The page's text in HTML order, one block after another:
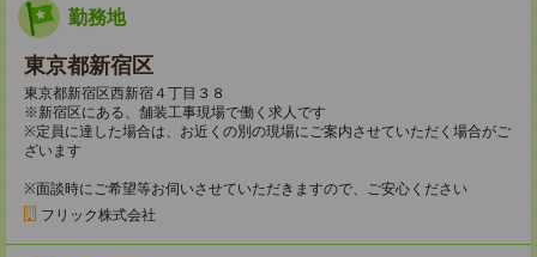
勤務地
東京都新宿区
東京都新宿区西新宿４丁目３８
※新宿区にある、舗装工事現場で働く求人です
※定員に達した場合は、お近くの別の現場にご案内させていただく場合がご
ざいます
※面談時にご希望等お伺いさせていただきますので、ご安心ください
フリック株式会社